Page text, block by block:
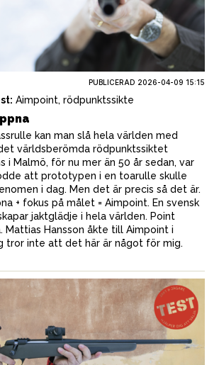
PUBLICERAD 2026-04-09 15:15
Aimpoint, rödpunktssikte
kan man slå hela världen med
världsberömda rödpunktssiktet
i Malmö, för nu mer än 50 år sedan, var
att prototypen i en toarulle skulle
i dag. Men det är precis så det är.
+ fokus på målet = Aimpoint. En svensk
jaktglädje i hela världen. Point
Mattias Hansson åkte till Aimpoint i
tror inte att det här är något för mig.